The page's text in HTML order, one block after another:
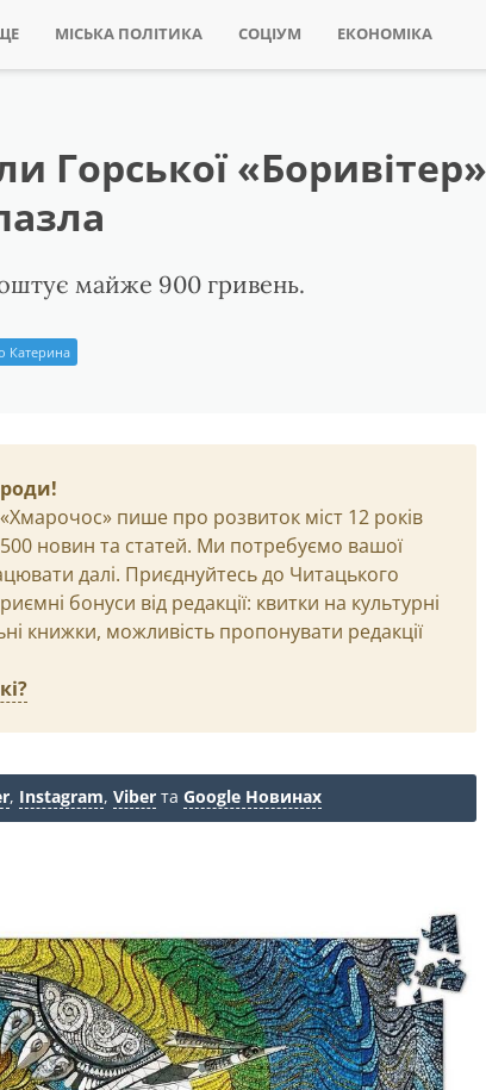
МІСЬКА ПОЛІТИКА СОЦІУМ ЕКОНОМІКА
Горської
майже 900 гривень.
Катерина
пише про розвиток міст 12 років
новин та статей. Ми потребуємо вашої
далі. Приєднуйтесь до Читацького
бонуси від редакції: квитки на культурні
книжки, можливість пропонувати редакції
, Instagram, Viber та Google Новинах